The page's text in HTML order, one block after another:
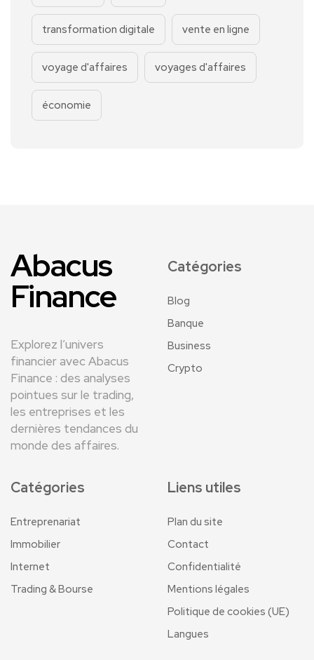
transformation digitale vente en ligne
voyage d'affaires voyages d'affaires
économie
Abacus
Finance
Explorez l’univers
financier avec Abacus
Finance : des analyses
pointues sur le trading,
les entreprises et les
dernières tendances du
monde des affaires.
Catégories
Blog
Banque
Business
Crypto
Catégories
Entreprenariat
Immobilier
Internet
Trading & Bourse
Liens utiles
Plan du site
Contact
Confidentialité
Mentions légales
Politique de cookies (UE)
Langues